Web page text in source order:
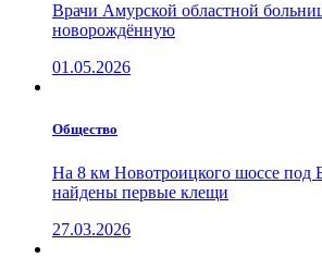
Врачи Амурской областной
новорождённую
01.05.2026
Общество
На 8 км Новотроицкого шоссе под
найдены первые клещи
27.03.2026